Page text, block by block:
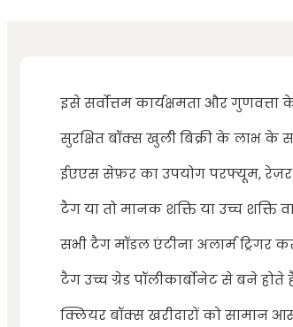
इसे सर्वोत्तम कार्यक्षमता और
सुरक्षित बॉक्स खुली बिक्री के लाभ के
ईएएस सेफ़र का उपयोग परफ्यूम, रेज़र
टैग या तो मानक शक्ति या उच्च
सभी टैग मॉडल एंटीना अलार्म ट्रिगर
टैग उच्च ग्रेड पॉलीकार्बोनेट से बने
क्लियर बॉक्स खरीदारों को सामान